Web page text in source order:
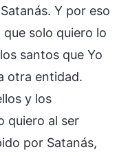
Y por eso
solo quiero lo
santos que Yo
otra entidad.
y los
quiero al ser
por Satanás,